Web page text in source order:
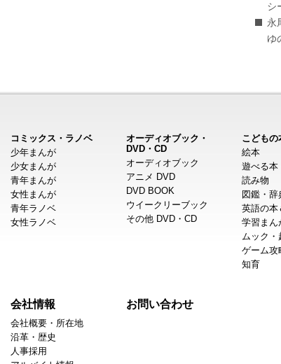
シ
永
ゆ
コミックス・ラノベ
少年まんが
少女まんが
青年まんが
女性まんが
青年ラノベ
女性ラノベ
オーディオブック・
DVD・CD
オーディオブック
アニメ DVD
DVD BOOK
ウイークリーブック
その他 DVD・CD
こどもの
絵本
遊べる本
読み物
図鑑・辞
英語の本
学習まん
ムック・
ゲーム攻
知育
会社情報
会社概要・所在地
沿革・歴史
人事採用
お問い合わせ